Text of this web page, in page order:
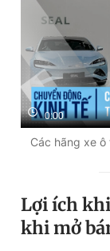
0:00
Các hãng xe ô
Lợi ích
khi mở